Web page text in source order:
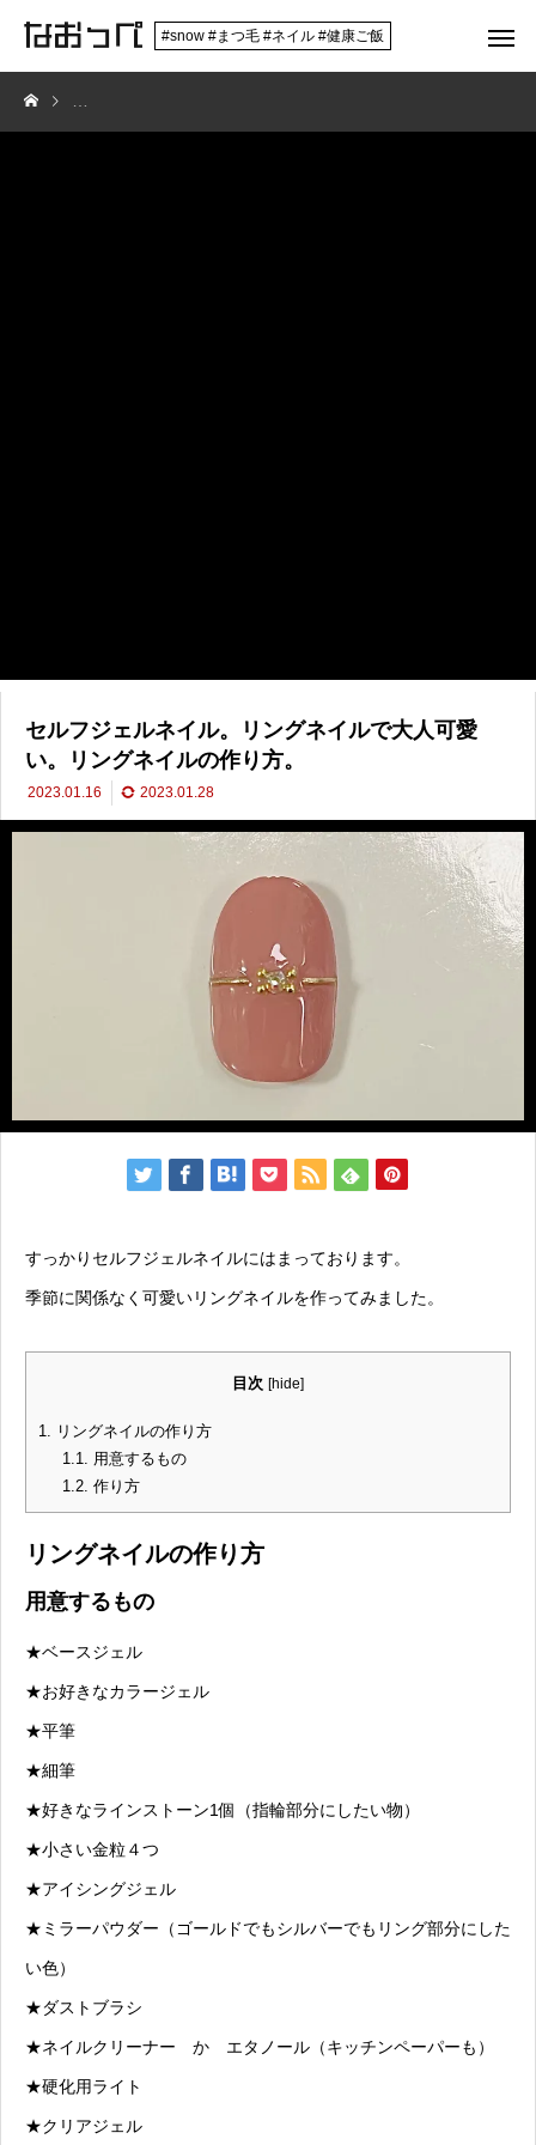
#snow #まつ毛 #ネイル #健康ご飯
セルフジェルネイル。リングネイルで大人可愛い。リングネイルの作り
セルフジェルネイル。リングネイルで大人可愛
い。リングネイルの作り方。
2023.01.16 2023.01.28
すっかりセルフジェルネイルにはまっております。
季節に関係なく可愛いリングネイルを作ってみました。
目次 [hide]
1. リングネイルの作り方
1.1. 用意するもの
1.2. 作り方
リングネイルの作り方
用意するもの
★ベースジェル
★お好きなカラージェル
★平筆
★細筆
★好きなラインストーン1個（指輪部分にしたい物）
★小さい金粒４つ
★アイシングジェル
★ミラーパウダー（ゴールドでもシルバーでもリング部分にした
い色）
★ダストブラシ
★ネイルクリーナー か エタノール（キッチンペーパーも）
★硬化用ライト
★クリアジェル